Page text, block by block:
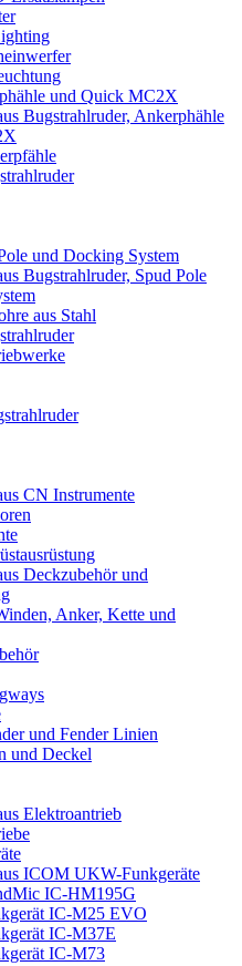
und Quick MC2X
Bugstrahlruder, Ankerphähle
und Docking System
Bugstrahlruder, Spud Pole
aus Stahl
CN Instrumente
Deckzubehör und
Anker, Kette und
und Fender Linien
und Deckel
Elektroantrieb
ICOM UKW-Funkgeräte
IC-HM195G
IC-M25 EVO
IC-M37E
IC-M73